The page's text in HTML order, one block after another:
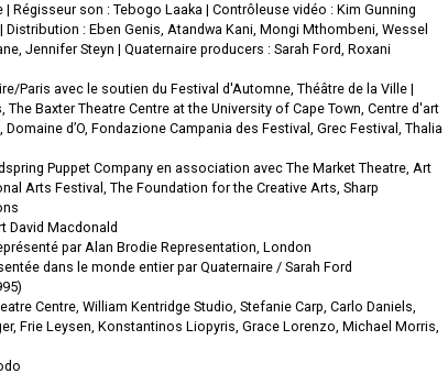
Régisseur son : Tebogo Laaka | Contrôleuse vidéo : Kim Gunning
: Eben Genis, Atandwa Kani, Mongi Mthombeni, Wessel
Jennifer Steyn | Quaternaire producers : Sarah Ford, Roxani
Paris avec le soutien du Festival d'Automne, Théâtre de la Ville |
Baxter Theatre Centre at the University of Cape Town, Centre d'art
d’O, Fondazione Campania des Festival, Grec Festival, Thalia
Puppet Company en association avec The Market Theatre, Art
Arts Festival, The Foundation for the Creative Arts, Sharp
David Macdonald
par Alan Brodie Representation, London
dans le monde entier par Quaternaire / Sarah Ford
Centre, William Kentridge Studio, Stefanie Carp, Carlo Daniels,
Frie Leysen, Konstantinos Liopyris, Grace Lorenzo, Michael Morris,